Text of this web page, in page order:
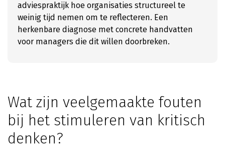
adviespraktijk hoe organisaties structureel te
weinig tijd nemen om te reflecteren. Een
herkenbare diagnose met concrete handvatten
voor managers die dit willen doorbreken.
Wat zijn veelgemaakte fouten
bij het stimuleren van kritisch
denken?